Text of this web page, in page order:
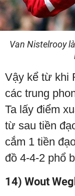
Van Nistelrooy
Vậy kể từ khi
các trung
Ta lấy điểm
từ sau tiền
cắm 1 tiền
đồ 4-4-2 phổ
14) Wout